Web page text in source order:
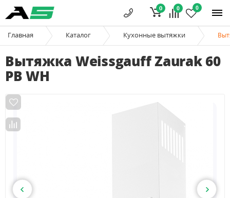
0 0
0
Главная Каталог Кухонные вытяжки
Вытяжка Weissgauff Zaurak 60
PB WH